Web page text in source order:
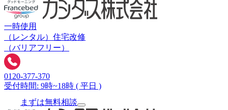
一時使用
（レンタル） 住宅改修
（バリアフリー）
0120-377-370
受付時間: 9時~18時 ( 平日 )
まずは無料相談